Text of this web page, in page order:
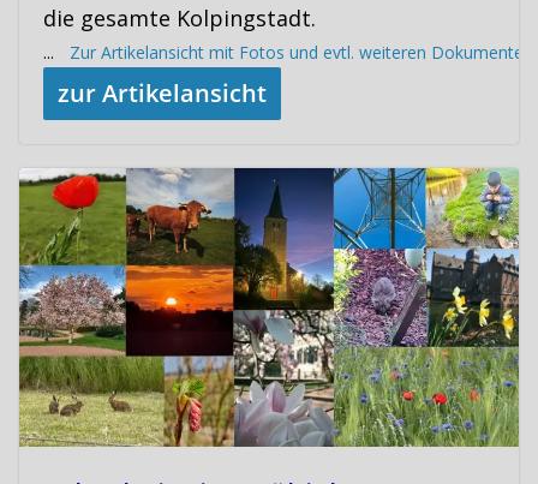
die gesamte Kolpingstadt.
...Zur Artikelansicht mit Fotos und evtl. weiteren Dokumenten
zur Artikelansicht